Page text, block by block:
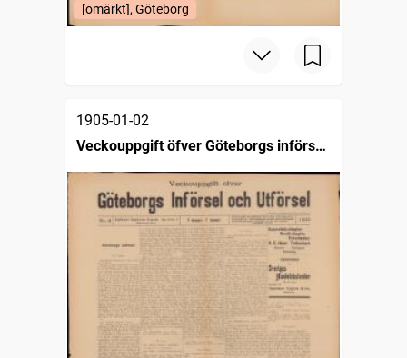
[omärkt], Göteborg
1905-01-02
Veckouppgift öfver Göteborgs införsel
och utförsel